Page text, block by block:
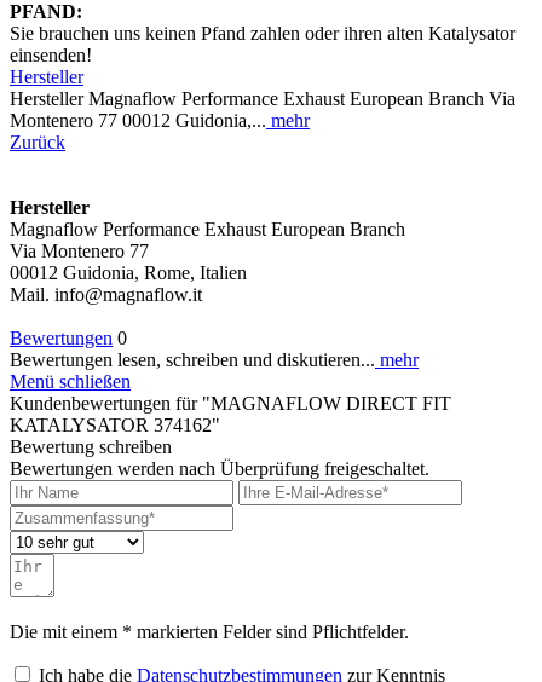
PFAND:
Sie brauchen uns keinen Pfand zahlen oder ihren alten Katalysator
einsenden!
Hersteller
Hersteller Magnaflow Performance Exhaust European Branch Via
Montenero 77 00012 Guidonia,... mehr
Zurück
Hersteller
Magnaflow Performance Exhaust European Branch
Via Montenero 77
00012 Guidonia, Rome, Italien
Mail. info@magnaflow.it
Bewertungen 0
Bewertungen lesen, schreiben und diskutieren... mehr
Menü schließen
Kundenbewertungen für "MAGNAFLOW DIRECT FIT
KATALYSATOR 374162"
Bewertung schreiben
Bewertungen werden nach Überprüfung freigeschaltet.
Die mit einem * markierten Felder sind Pflichtfelder.
Ich habe die Datenschutzbestimmungen zur Kenntnis